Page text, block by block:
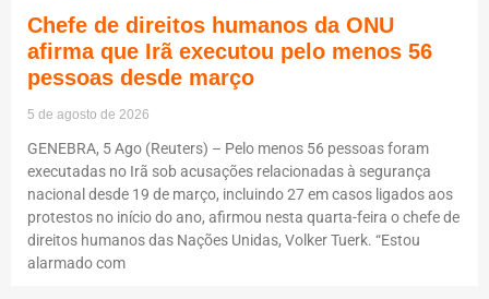
Chefe de direitos humanos da ONU
afirma que Irã executou pelo menos 56
pessoas desde março
5 de agosto de 2026
GENEBRA, 5 Ago (Reuters) – Pelo menos 56 pessoas foram
executadas no Irã sob acusações relacionadas à segurança
nacional desde 19 de março, incluindo 27 em casos ligados aos
protestos no início do ano, afirmou nesta quarta-feira o chefe de
direitos humanos das Nações Unidas, Volker Tuerk. “Estou
alarmado com